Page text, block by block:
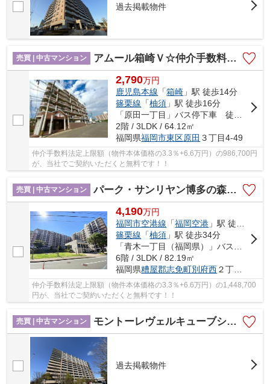
過去掲載物件
売買 | 中古マンション アムール箱崎Ｖ☆仲介手数料無料☆
2,790万円
鹿児島本線 「箱崎 」駅 徒歩14分
篠栗線 「柚須 」駅 徒歩16分
2階 / 3LDK / 64.12㎡
福岡県福岡市東区原田 ３丁目4-49
仲介手数料法定上限額（物件本体価格の3.3％+6.6万円）の986,700円
が、当社でご契約いただくと無料です！！
売買 | 中古マンション パーク・サンリヤン博多の森Ⅰ・Ⅱ番館☆仲介手数料無料☆
4,190万円
福岡市空港線 「福岡空港 」駅 徒歩14分
篠栗線 「柚須 」駅 徒歩34分
6階 / 3LDK / 82.19㎡
福岡県糟屋郡志免町別府西２丁目24-2
仲介手数料法定上限額（物件本体価格の3.3％+6.6万円）の1,448,700
円が、当社でご契約いただくと無料です！！
売買 | 中古マンション モントーレヴェルキューブシティ福岡空港駅☆仲介手数料無料☆
過去掲載物件